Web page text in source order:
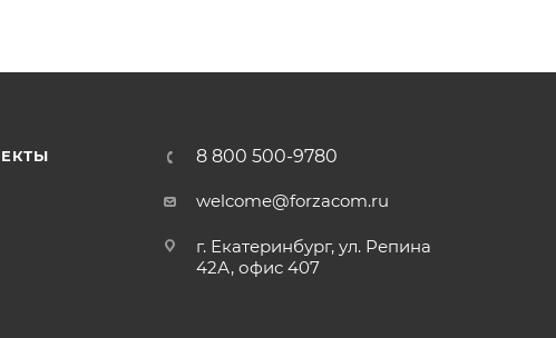
8 800 500-9780
welcome@forzacom.ru
г. Екатеринбург, ул. Репина
42А, офис 407